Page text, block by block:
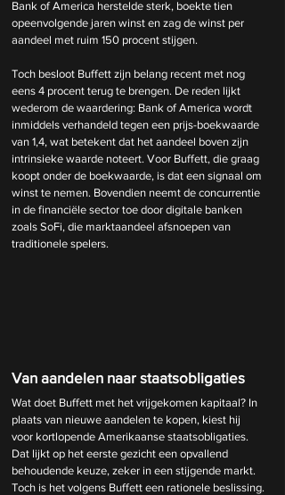
Bank of America herstelde sterk, boekte tien
opeenvolgende jaren winst en zag de winst per
aandeel met ruim 150 procent stijgen.
Toch besloot Buffett zijn belang recent met nog
eens 4 procent terug te brengen. De reden lijkt
wederom de waardering: Bank of America wordt
inmiddels verhandeld tegen een prijs-boekwaarde
van 1,4, wat betekent dat het aandeel boven zijn
intrinsieke waarde noteert. Voor Buffett, die graag
koopt onder de boekwaarde, is dat een signaal om
winst te nemen. Bovendien neemt de concurrentie
in de financiële sector toe door digitale banken
zoals SoFi, die marktaandeel afsnoepen van
traditionele spelers.
Van aandelen naar staatsobligaties
Wat doet Buffett met het vrijgekomen kapitaal? In
plaats van nieuwe aandelen te kopen, kiest hij
voor kortlopende Amerikaanse staatsobligaties.
Dat lijkt op het eerste gezicht een opvallend
behoudende keuze, zeker in een stijgende markt.
Toch is het volgens Buffett een rationele beslissing.